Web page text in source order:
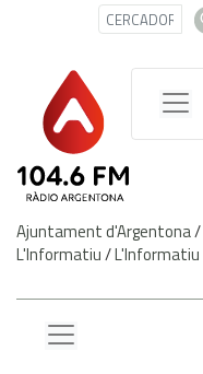
Ajuntament d'Argentona/
L'Informatiu/L'Informatiu